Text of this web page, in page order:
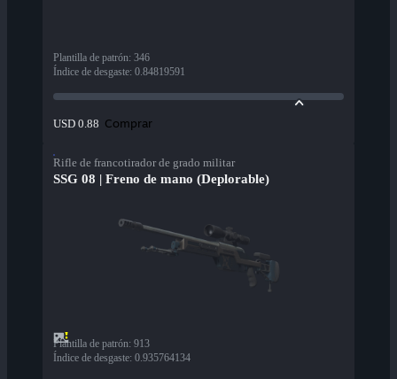
Plantilla de patrón: 346
Índice de desgaste: 0.84819591
USD 0.88 Comprar
Rifle de francotirador de grado militar
SSG 08 | Freno de mano (Deplorable)
Plantilla de patrón: 913
Índice de desgaste: 0.935764134